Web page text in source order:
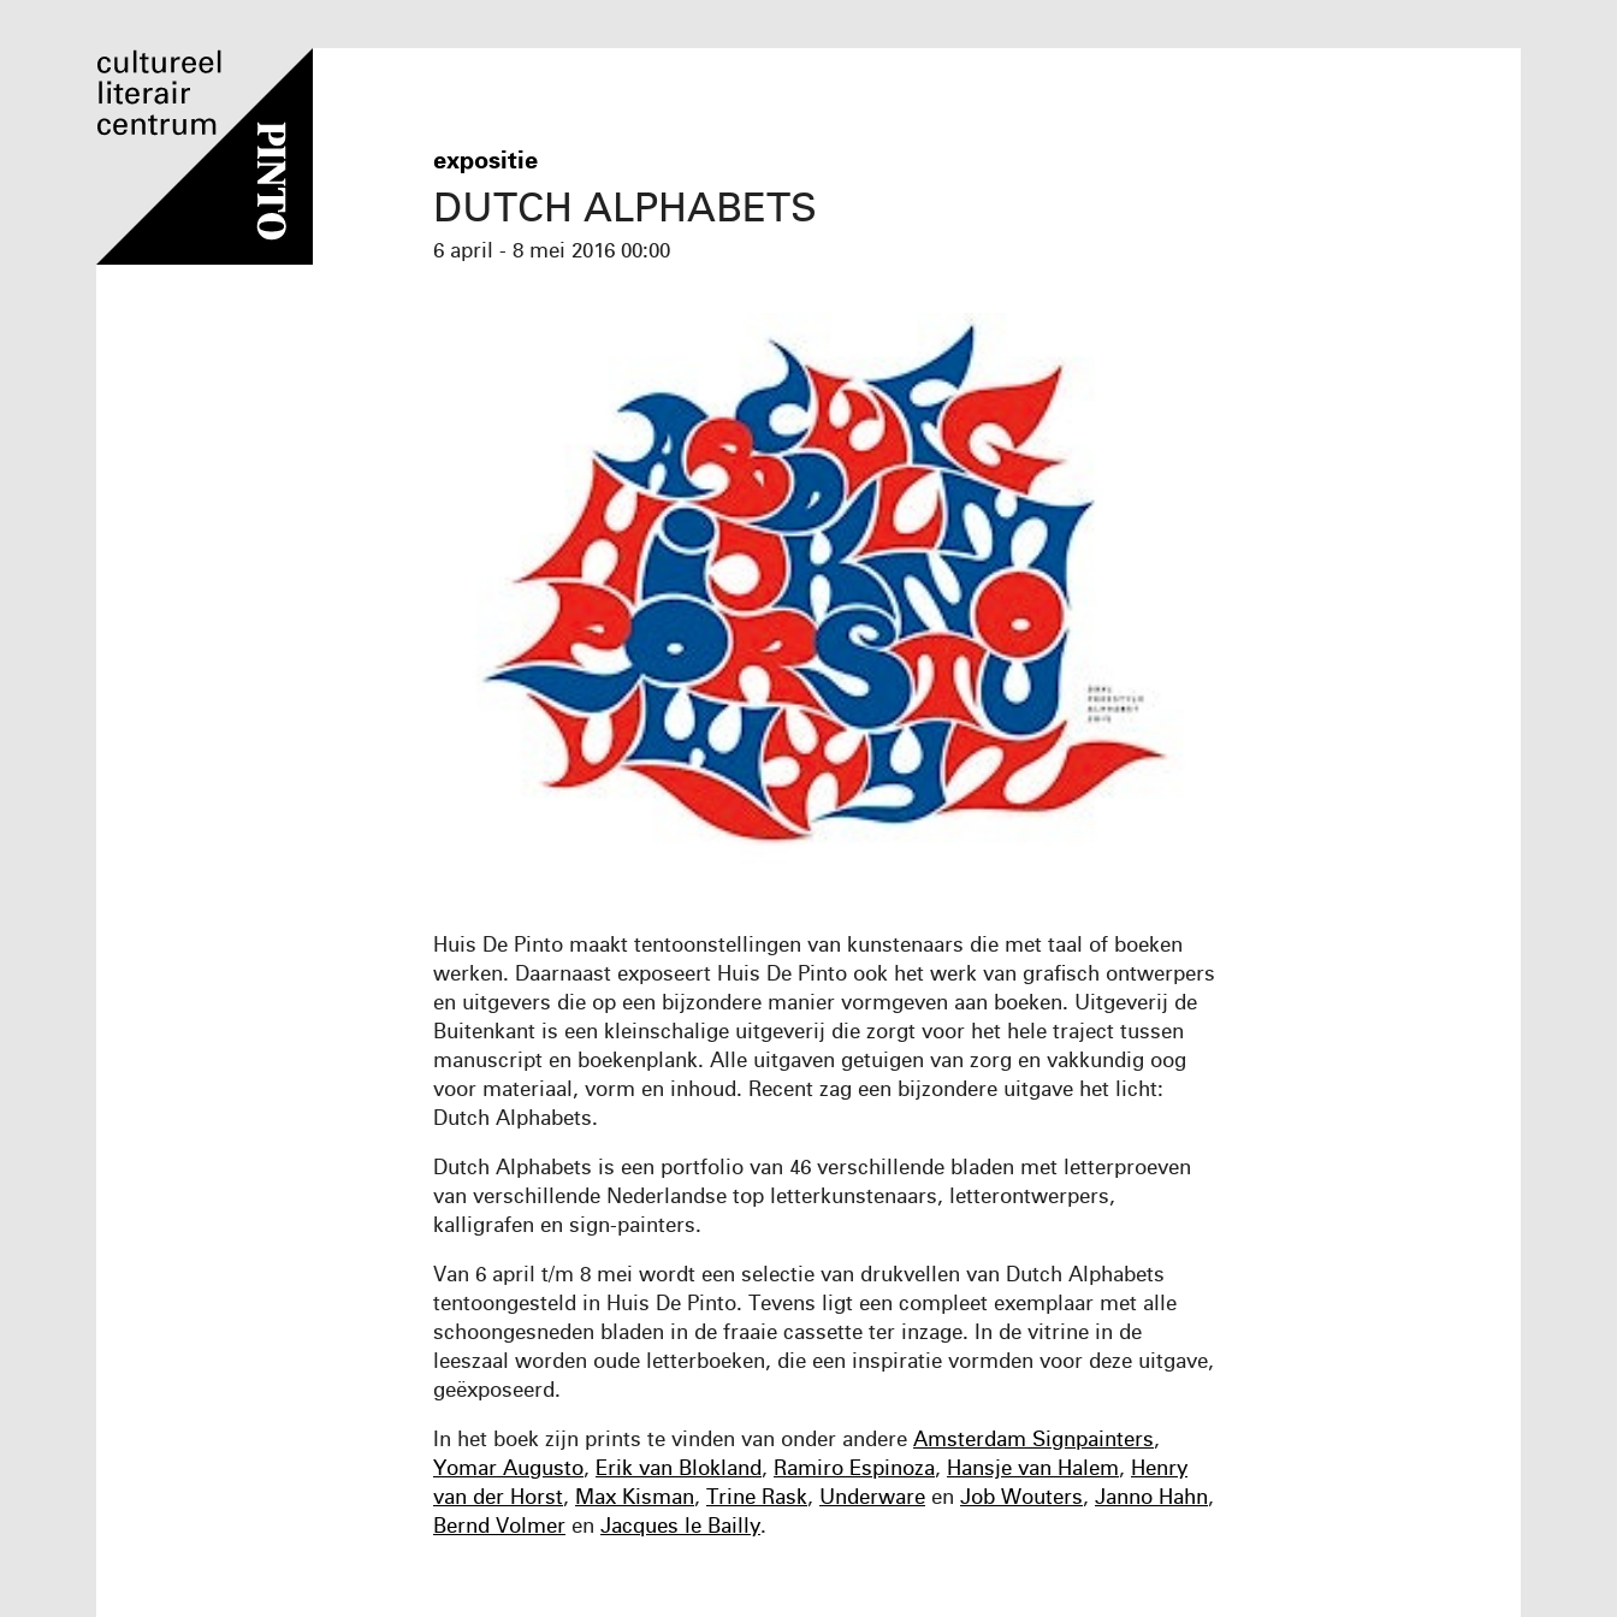
expositie
DUTCH ALPHABETS
6 april - 8 mei 2016 00:00
Huis De Pinto maakt tentoonstellingen van kunstenaars die met taal of boeken
werken. Daarnaast exposeert Huis De Pinto ook het werk van grafisch ontwerpers
en uitgevers die op een bijzondere manier vormgeven aan boeken. Uitgeverij de
Buitenkant is een kleinschalige uitgeverij die zorgt voor het hele traject tussen
manuscript en boekenplank. Alle uitgaven getuigen van zorg en vakkundig oog
voor materiaal, vorm en inhoud. Recent zag een bijzondere uitgave het licht:
Dutch Alphabets.
Dutch Alphabets is een portfolio van 46 verschillende bladen met letterproeven
van verschillende Nederlandse top letterkunstenaars, letterontwerpers,
kalligrafen en sign-painters.
Van 6 april t/m 8 mei wordt een selectie van drukvellen van Dutch Alphabets
tentoongesteld in Huis De Pinto. Tevens ligt een compleet exemplaar met alle
schoongesneden bladen in de fraaie cassette ter inzage. In de vitrine in de
leeszaal worden oude letterboeken, die een inspiratie vormden voor deze uitgave,
geëxposeerd.
In het boek zijn prints te vinden van onder andere Amsterdam Signpainters,
Yomar Augusto, Erik van Blokland, Ramiro Espinoza, Hansje van Halem, Henry
van der Horst, Max Kisman, Trine Rask, Underware en Job Wouters, Janno Hahn,
Bernd Volmer en Jacques le Bailly.